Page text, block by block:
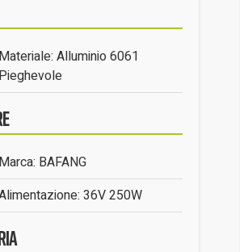
Materiale: Alluminio 6061
Pieghevole
Marca: BAFANG
36V 250W